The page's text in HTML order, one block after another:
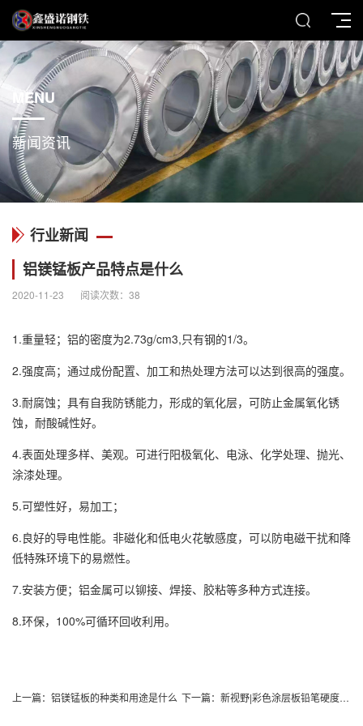
MENU
新闻资讯
行业新闻
铝镁锰板产品特点是什么
2020-11-23 阅读次数： 38
1.重量轻；铝的密度为2.73g/cm3,只有钢的1/3。
2.强度高；通过成份配置、加工和热处理方法可以达到很高的强度。
3.耐腐蚀；具有自我防锈能力，形成的氧化层，可防止金属氧化锈
蚀，耐酸碱性好。
4.表面处理多样、美观。可进行阳极氧化、电泳、化学处理、抛光、
涂漆处理。
5.可塑性好，易加工；
6.良好的导电性能。非磁化和低电火花敏感度，可以防电磁干扰和降
低特殊环境下的易燃性。
7.安装方便；铝金属可以铆接、焊接、胶粘等多种方式连接。
8.环保，100%可循环回收利用。
上一篇： 铝镁锰板的种类和用途是什么 下一篇： 新视野|彩色涂层板铅笔硬度测试